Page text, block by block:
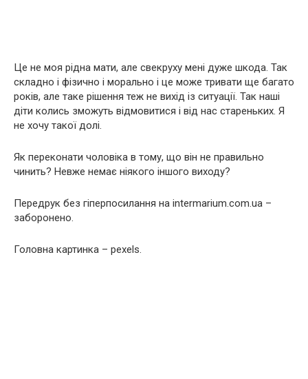
Це не моя рідна мати, але свекруху мені дуже шкода. Так
складно і фізично і морально і це може тривати ще багато
років, але таке рішення теж не вихід із ситуації. Так наші
діти колись зможуть відмовитися і від нас стареньких. Я
не хочу такої долі.
Як переконати чоловіка в тому, що він не правильно
чинить? Невже немає ніякого іншого виходу?
Передрук без гіперпосилання на intermarium.com.ua –
заборонено.
Головна картинка – pexels.